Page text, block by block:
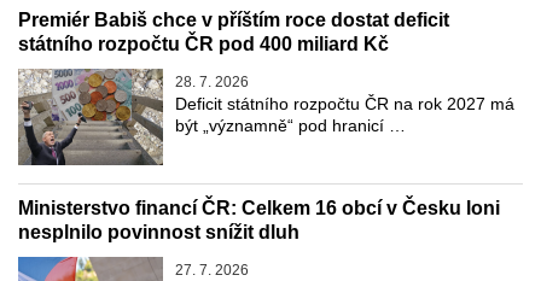
Premiér Babiš chce v příštím roce dostat deficit
státního rozpočtu ČR pod 400 miliard Kč
28. 7. 2026
Deficit státního rozpočtu ČR na rok 2027 má
být „významně“ pod hranicí …
Ministerstvo financí ČR: Celkem 16 obcí v Česku loni
nesplnilo povinnost snížit dluh
27. 7. 2026